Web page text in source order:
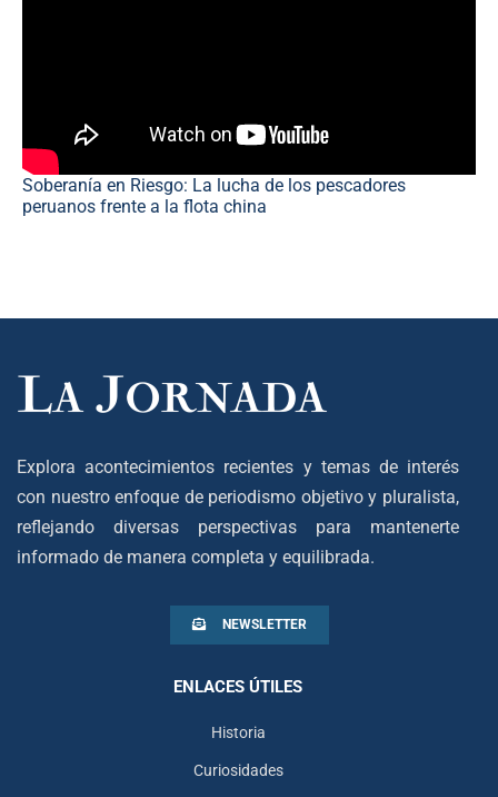
Soberanía en Riesgo: La lucha de los pescadores
peruanos frente a la flota china
Explora acontecimientos recientes y temas de interés
con nuestro enfoque de periodismo objetivo y pluralista,
reflejando diversas perspectivas para mantenerte
informado de manera completa y equilibrada.
NEWSLETTER
ENLACES ÚTILES
Historia
Curiosidades